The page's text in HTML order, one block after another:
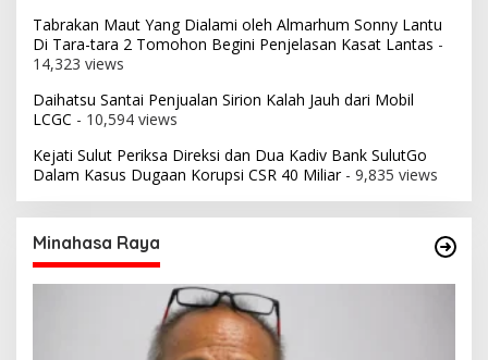
Tabrakan Maut Yang Dialami oleh Almarhum Sonny Lantu
Di Tara-tara 2 Tomohon Begini Penjelasan Kasat Lantas -
14,323 views
Daihatsu Santai Penjualan Sirion Kalah Jauh dari Mobil
LCGC - 10,594 views
Kejati Sulut Periksa Direksi dan Dua Kadiv Bank SulutGo
Dalam Kasus Dugaan Korupsi CSR 40 Miliar- 9,835 views
Minahasa Raya